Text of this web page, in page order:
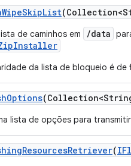
WipeSkipList
de caminhos em /data
da lista de bloqueio é de
Options
lista de opções para
ResourcesRetriever(